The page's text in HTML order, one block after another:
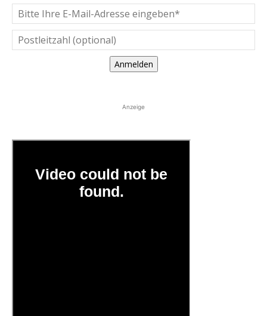
Anmelden
Anzeige